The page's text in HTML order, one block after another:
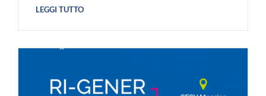
LEGGI TUTTO